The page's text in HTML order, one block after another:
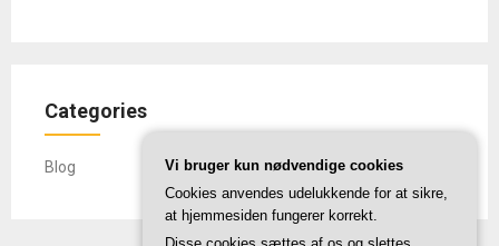
Categories
Blog
Vi bruger kun nødvendige cookies
Cookies anvendes udelukkende for at sikre,
at hjemmesiden fungerer korrekt.